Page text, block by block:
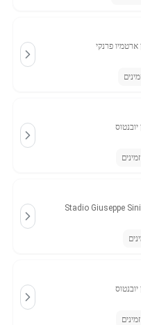
ארטמיו פרנקי
יובנטוס
Stadio Giuseppe
יובנטוס